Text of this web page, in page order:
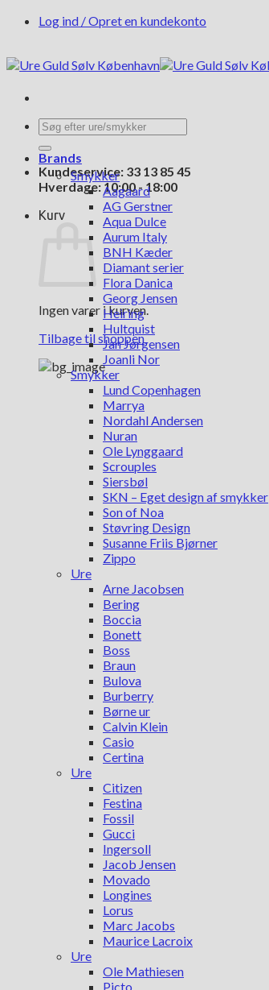
FortsætLog ind / Opret en kundekonto
Søg
efter:
Kundeservice: 33 13 85 45
Hverdage: 10:00 - 18:00
Kurv
Ingen varer i kurven.
Tilbage til shoppen
Brands
Smykker
Aagaard
AG Gerstner
Aqua Dulce
Aurum Italy
BNH Kæder
Diamant serier
Flora Danica
Georg Jensen
Heiring
Hultquist
Jan Jørgensen
Joanli Nor
Smykker
Lund Copenhagen
Marrya
Nordahl Andersen
Nuran
Ole Lynggaard
Scrouples
Siersbøl
SKN – Eget design af smykker
Son of Noa
Støvring Design
Susanne Friis Bjørner
Zippo
Ure
Arne Jacobsen
Bering
Boccia
Bonett
Boss
Braun
Bulova
Burberry
Børne ur
Calvin Klein
Casio
Certina
Ure
Citizen
Festina
Fossil
Gucci
Ingersoll
Jacob Jensen
Movado
Longines
Lorus
Marc Jacobs
Maurice Lacroix
Ure
Ole Mathiesen
Picto